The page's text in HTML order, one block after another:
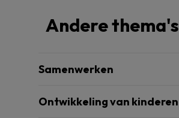
Andere thema's
Samenwerken
Ontwikkeling van kinderen